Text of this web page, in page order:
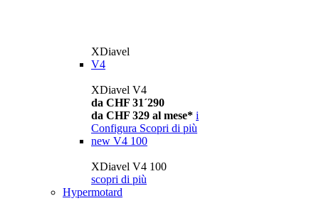
XDiavel
V4
XDiavel V4
da CHF 31´290
da CHF 329 al mese* i
Configura Scopri di più
new V4 100
XDiavel V4 100
scopri di più
Hypermotard